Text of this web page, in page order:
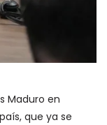
Maduro en
que ya se